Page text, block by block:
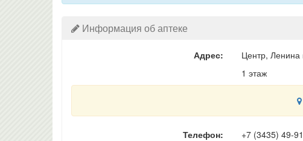
Информация об аптеке
Адрес: Центр, Ленина
1 этаж
Телефон:
+7 (3435) 49-